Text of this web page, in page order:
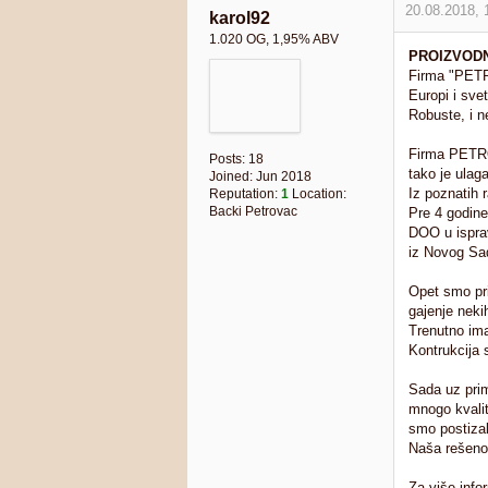
karol92
1.020 OG, 1,95% ABV
Posts: 18
Joined: Jun 2018
Reputation: 1Location: Backi
Petrovac
20.08.2018,
Firma
i svetu.
inostranih
Firma
tako je
Iz poznatih
Pre 4
DOO u
iz Novog
Opet smo
gajenje
Trenutno
Kontrukcija
Sada uz
mnogo
smo
Naša